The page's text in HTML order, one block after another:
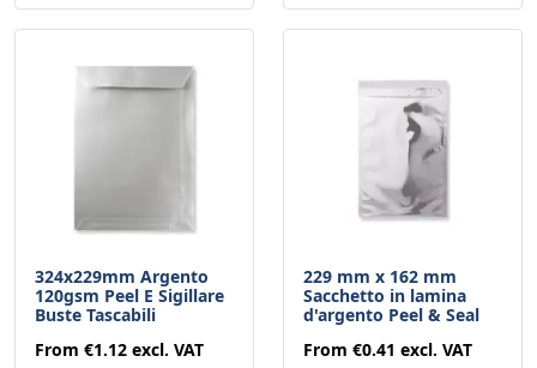
324x229mm Argento
120gsm Peel E Sigillare
Buste Tascabili
From €1.12 excl. VAT
229 mm x 162 mm
Sacchetto in lamina
d'argento Peel & Seal
From €0.41 excl. VAT